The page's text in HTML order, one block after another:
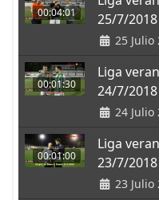
00:04:01
25/7/2018
25 Julio
00:01:30
Liga
24/7/2018
24 Julio
00:01:00
Liga
23/7/2018
23 Julio